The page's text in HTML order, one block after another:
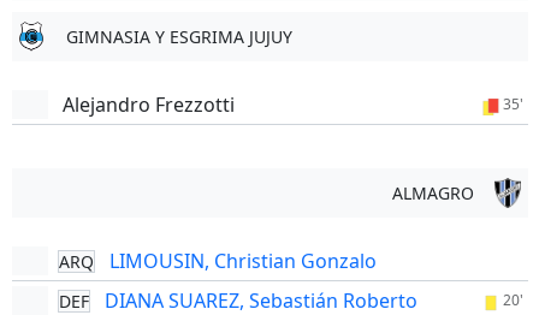
GIMNASIA Y ESGRIMA JUJUY
Alejandro Frezzotti 35'
ALMAGRO
ARQ LIMOUSIN, Christian Gonzalo
DEF DIANA SUAREZ, Sebastián Roberto 20'